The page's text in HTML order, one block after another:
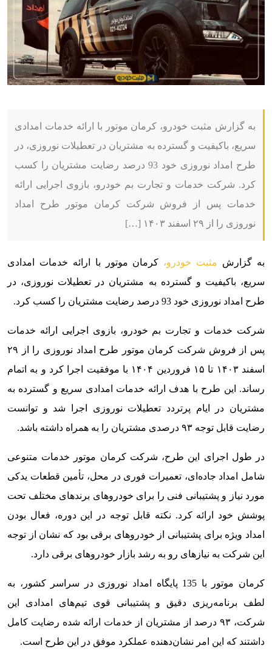
به گزارش مثبت خودرو، کرمان موتور با ارائه خدمات امدادی
سریع، باکیفیت و گسترده به مشتریان در تعطیلات نوروزی، در
طرح امداد نوروزی خود 93 درصد رضایت مشتریان را کسب
کرد. شرکت خدمات و تجارت بم خودرو، بازوی اجرایی ارائه
خدمات پس از فروش شرکت کرمان موتور طرح امداد
نوروزی را از ۲۹ اسفند ۱۴۰۳ […]
به گزارش مثبت خودرو، کرمان موتور با ارائه خدمات امدادی
سریع، باکیفیت و گسترده به مشتریان در تعطیلات نوروزی، در
طرح امداد نوروزی خود 93 درصد رضایت مشتریان را کسب کرد.
شرکت خدمات و تجارت بم خودرو، بازوی اجرایی ارائه خدمات
پس از فروش شرکت کرمان موتور طرح امداد نوروزی را از ۲۹
اسفند ۱۴۰۳ تا ۱۵ فروردین ۱۴۰۴ با موفقیت اجرا کرد و به اتمام
رساند. این طرح با هدف ارائه خدمات امدادی سریع و گسترده به
مشتریان در ایام پرتردد تعطیلات نوروزی اجرا شد و توانست
رضایت قابل توجه ۹۳ درصدی مشتریان را به همراه داشته باشد.
در طول اجرای این طرح، شرکت کرمان موتور خدمات متنوعی
شامل امداد جاده‌ای، تعمیرات فوری در محل، تأمین قطعات یدکی
مورد نیاز و پشتیبانی فنی را برای خودروهای برندهای مختلف تحت
پوشش خود ارائه کرد. نکته قابل توجه در این دوره، فعال بودن
امداد ویژه برای پشتیبانی از خودروهای برقی بود که نشان از توجه
این شرکت به نیازهای رو به رشد بازار خودروهای برقی دارد.
کرمان موتور با 135 پایگاه امداد نوروزی در سراسر کشور، به
لطف برنامه‌ریزی دقیق و پشتیبانی قوی تیم‌های امدادی این
شرکت، ۹۳ درصد از مشتریان از خدمات ارائه شده رضایت کامل
داشتند که این امر نشان‌دهنده عملکرد موفق در این طرح است.